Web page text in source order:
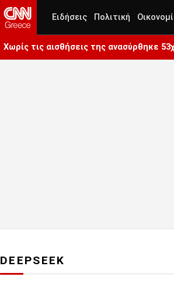
Ειδήσεις Πολιτική
Χωρίς τις αισθήσεις της ανασύρθηκε
DEEPSEEK